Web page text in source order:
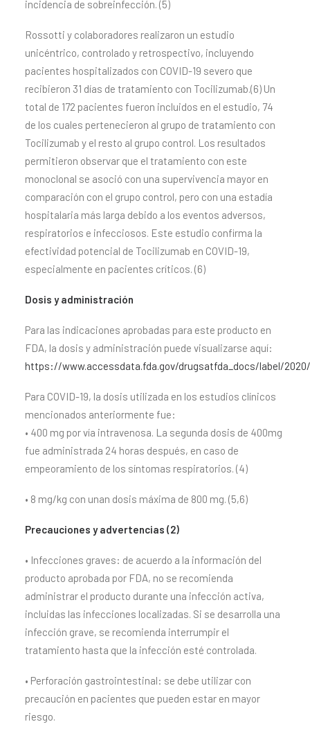
incidencia de sobreinfección. (5)
Rossotti y colaboradores realizaron un estudio
unicéntrico, controlado y retrospectivo, incluyendo
pacientes hospitalizados con COVID-19 severo que
recibieron 31 días de tratamiento con Tocilizumab.(6) Un
total de 172 pacientes fueron incluidos en el estudio, 74
de los cuales pertenecieron al grupo de tratamiento con
Tocilizumab y el resto al grupo control. Los resultados
permitieron observar que el tratamiento con este
monoclonal se asoció con una supervivencia mayor en
comparación con el grupo control, pero con una estadía
hospitalaria más larga debido a los eventos adversos,
respiratorios e infecciosos. Este estudio confirma la
efectividad potencial de Tocilizumab en COVID-19,
especialmente en pacientes críticos. (6)
Dosis y administración
Para las indicaciones aprobadas para este producto en
FDA, la dosis y administración puede visualizarse aquí:
https://www.accessdata.fda.gov/drugsatfda_docs/label/2020/
Para COVID-19, la dosis utilizada en los estudios clínicos
mencionados anteriormente fue:
• 400 mg por vía intravenosa. La segunda dosis de 400mg
fue administrada 24 horas después, en caso de
empeoramiento de los síntomas respiratorios. (4)
• 8 mg/kg con unan dosis máxima de 800 mg. (5,6)
Precauciones y advertencias (2)
• Infecciones graves: de acuerdo a la información del
producto aprobada por FDA, no se recomienda
administrar el producto durante una infección activa,
incluidas las infecciones localizadas. Si se desarrolla una
infección grave, se recomienda interrumpir el
tratamiento hasta que la infección esté controlada.
• Perforación gastrointestinal: se debe utilizar con
precaución en pacientes que pueden estar en mayor
riesgo.